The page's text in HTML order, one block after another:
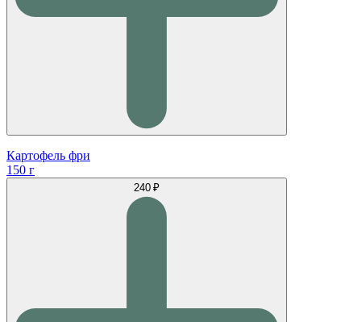
Картофель фри
150 г
240 ₽